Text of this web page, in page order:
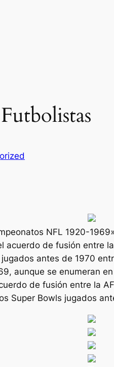
NFL 1920-
acuerdo de fusión entre
antes de 1970
aunque se enumeran
de fusión entre la
Super Bowls jugados